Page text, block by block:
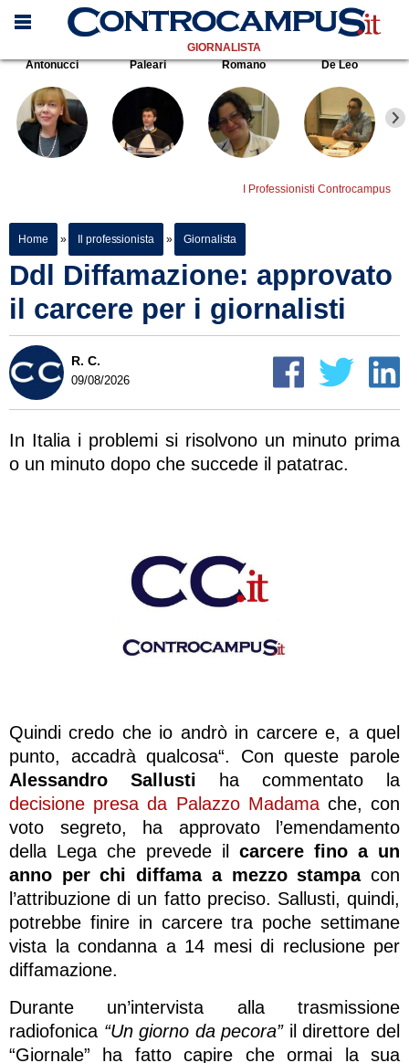
GIORNALISTA
Antonucci
Paleari Romano De Leo
I Professionisti Controcampus
Home » Il professionista » Giornalista
Ddl Diffamazione: approvato
il carcere per i giornalisti
R. C.
09/08/2026
In Italia i problemi si risolvono un minuto prima
o un minuto dopo che succede il patatrac.
Quindi credo che io andrò in carcere e, a quel
punto, accadrà qualcosa“. Con queste parole
Alessandro Sallusti ha commentato la
decisione presa da Palazzo Madama che, con
voto segreto, ha approvato l’emendamento
della Lega che prevede il carcere fino a un
anno per chi diffama a mezzo stampacon
l’attribuzione di un fatto preciso. Sallusti, quindi,
potrebbe finire in carcere tra poche settimane
vista la condanna a 14 mesi di reclusione per
diffamazione.
Durante un’intervista alla trasmissione
radiofonica “Un giorno da pecora”il direttore del
“Giornale” ha fatto capire che ormai la sua